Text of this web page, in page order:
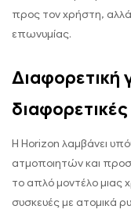
προς τον χρήστη,
επωνυμίας.
Διαφορετική
Η Horizon λαμβάνει
ατμοποιητών και
το απλό μοντέλο μιας
συσκευές με ατομικά